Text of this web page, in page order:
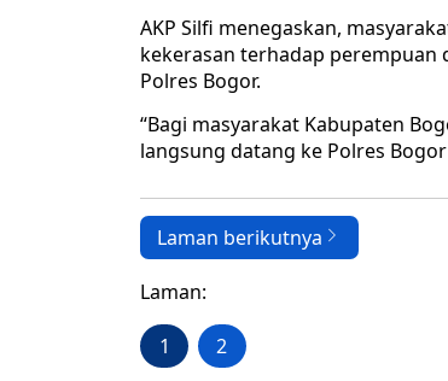
AKP Silfi menegaskan,
kekerasan terhadap
Polres Bogor.
“Bagi masyarakat Kabupaten
langsung datang ke Polres
Laman berikutnya
Laman:
1 2